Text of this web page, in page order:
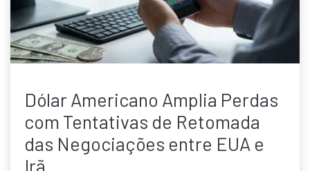
Dólar Americano Amplia Perdas
com Tentativas de Retomada
das Negociações entre EUA e
Irã